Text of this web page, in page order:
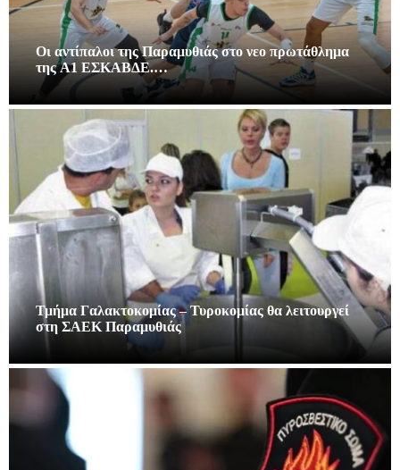
Οι αντίπαλοι της Παραμυθιάς στο νεο πρωτάθλημα
της A1 ΕΣΚΑΒΔΕ.…
Τμήμα Γαλακτοκομίας – Τυροκομίας θα λειτουργεί
στη ΣΑΕΚ Παραμυθιάς